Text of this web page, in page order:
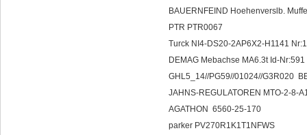
BAUERNFEIND Hoehenverslb.
PTR PTR0067
Turck NI4-DS20-2AP6X2-H1141
DEMAG Mebachse MA6.3t Id-
GHL5_14//PG59//01024//G3R020
JAHNS-REGULATOREN MTO-2-8-
AGATHON 6560-25-170
parker PV270R1K1T1NFWS